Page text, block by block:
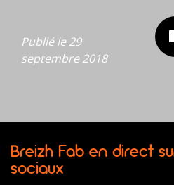
Publié le 29
septembre 2018
Breizh Fab en direct
sociaux